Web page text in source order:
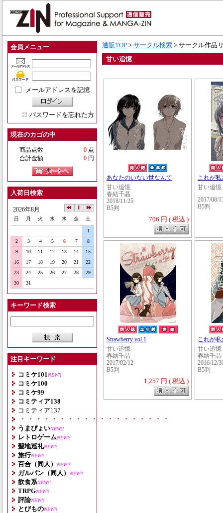
会員メニュー
メールアドレスを記憶
パスワードを忘れた方
現在のカゴの中
商品点数 0 点
合計金額
0 円
入荷日検索
2026年8月
日 月 火 水 木 金 土
1
2
3 4 5 6 7
8
9
10 11 12 13 14
15
16
17 18 19 20 21
22
23
24 25 26 27 28
29
30
31
キーワード検索
注目キーワード
コミケ101 NEW!!
コミケ100
コミケ99
コミティア138
コミティア137
・・・・・・・・・・・・・・・・・・・
うまぴょいNEW!!
レトロゲームNEW!!
聖地巡礼NEW!!
旅行NEW!!
百合（同人） NEW!!
ガルパン（同人） NEW!!
飲食系NEW!!
TRPGNEW!!
評論NEW!!
とびものNEW!!
通販TOP > サークル検索 > サークル作品
甘い追憶
あなたのいない世なんて
甘い追憶
春結千晶
2018/11/25
B5判
706 円 ( 税込 )
これが私
甘い追憶
2017/08/
B5判
Strawberry vol.1
甘い追憶
春結千晶
2017/02/12
B5判
1,257 円 ( 税込 )
これが
甘い追憶
春結千晶
2016/12/
B5判